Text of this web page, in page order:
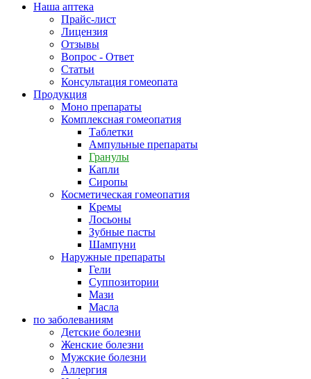
Наша аптека
Прайс-лист
Лицензия
Отзывы
Вопрос - Ответ
Статьи
Консультация гомеопата
Продукция
Моно препараты
Комплексная гомеопатия
Таблетки
Ампульные препараты
Гранулы
Капли
Сиропы
Косметическая гомеопатия
Кремы
Лосьоны
Зубные пасты
Шампуни
Наружные препараты
Гели
Суппозитории
Мази
Масла
по заболеваниям
Детские болезни
Женские болезни
Мужские болезни
Аллергия